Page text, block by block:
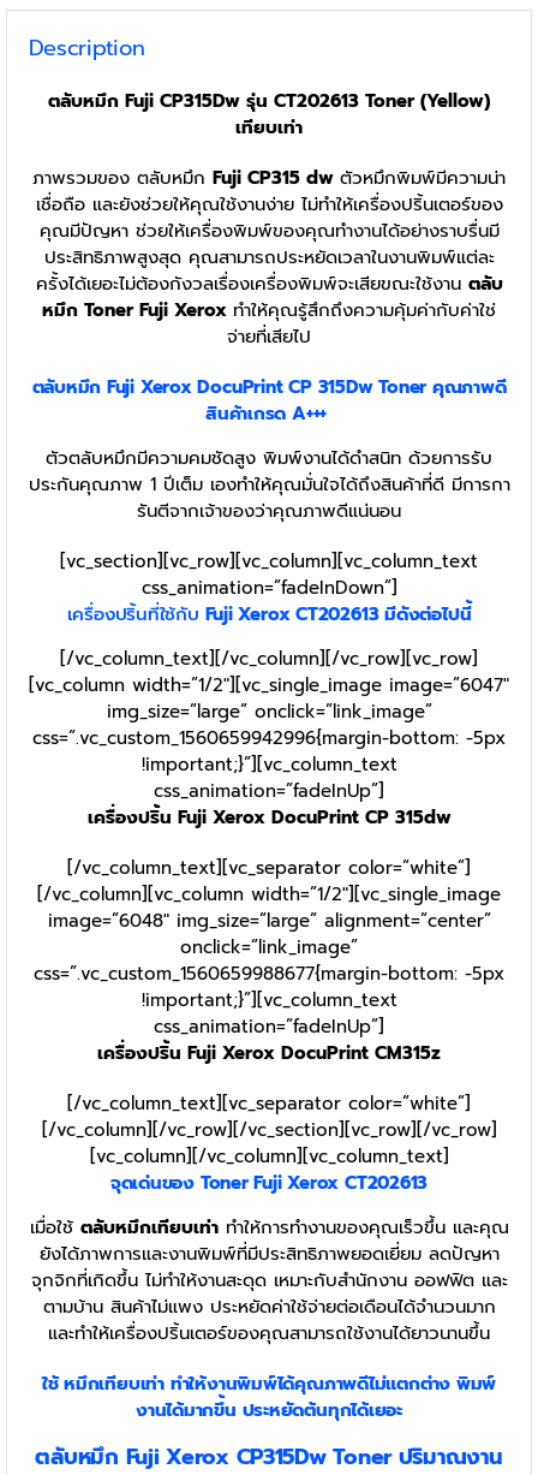
product
page
Description
ตลับหมึก Fuji CP315Dw รุ่น CT202613 Toner (Yellow)
เทียบเท่า
ภาพรวมของ ตลับหมึก Fuji CP315 dw ตัวหมึกพิมพ์มีความน่า
เชื่อถือ และยังช่วยให้คุณใช้งานง่าย ไม่ทำให้เครื่องปริ้นเตอร์ของ
คุณมีปัญหา ช่วยให้เครื่องพิมพ์ของคุณทำงานได้อย่างราบรื่นมี
ประสิทธิภาพสูงสุด คุณสามารถประหยัดเวลาในงานพิมพ์แต่ละ
ครั้งได้เยอะไม่ต้องกังวลเรื่องเครื่องพิมพ์จะเสียขณะใช้งาน ตลับ
หมึก Toner Fuji Xerox ทำให้คุณรู้สึกถึงความคุ้มค่ากับค่าใช่
จ่ายที่เสียไป
ตลับหมึก Fuji Xerox DocuPrint CP 315Dw Tonerคุณภาพดี
สินค้าเกรด A+++
ตัวตลับหมึกมีความคมชัดสูง พิมพ์งานได้ดำสนิท ด้วยการรับ
ประกันคุณภาพ 1 ปีเต็ม เองทำให้คุณมั่นใจได้ถึงสินค้าที่ดี มีการกา
รันตีจากเจ้าของว่าคุณภาพดีแน่นอน
[vc_section][vc_row][vc_column][vc_column_text
css_animation=”fadeInDown”]
เครื่องปริ้นที่ใช้กับ Fuji Xerox CT202613มีดังต่อไปนี้
[/vc_column_text][/vc_column][/vc_row][vc_row]
[vc_column width=”1/2″][vc_single_image image=”6047″
img_size=”large” onclick=”link_image”
css=”.vc_custom_1560659942996{margin-bottom: -5px
!important;}”][vc_column_text
css_animation=”fadeInUp”]
เครื่องปริ้น Fuji Xerox DocuPrint CP 315dw
[/vc_column_text][vc_separator color=”white”]
[/vc_column][vc_column width=”1/2″][vc_single_image
image=”6048″ img_size=”large” alignment=”center”
onclick=”link_image”
css=”.vc_custom_1560659988677{margin-bottom: -5px
!important;}”][vc_column_text
css_animation=”fadeInUp”]
เครื่องปริ้น Fuji Xerox DocuPrint CM315z
[/vc_column_text][vc_separator color=”white”]
[/vc_column][/vc_row][/vc_section][vc_row][/vc_row]
[vc_column][/vc_column][vc_column_text]
จุดเด่นของ TonerFuji Xerox CT202613
เมื่อใช้ ตลับหมึกเทียบเท่าทำให้การทำงานของคุณเร็วขึ้น และคุณ
ยังได้ภาพการและงานพิมพ์ที่มีประสิทธิภาพยอดเยี่ยม ลดปัญหา
จุกจิกที่เกิดขึ้น ไม่ทำให้งานสะดุด เหมาะกับสำนักงาน ออฟฟิต และ
ตามบ้าน สินค้าไม่แพง ประหยัดค่าใช้จ่ายต่อเดือนได้จำนวนมาก
และทำให้เครื่องปริ้นเตอร์ของคุณสามารถใช้งานได้ยาวนานขึ้น
ใช้ หมึกเทียบเท่า ทำให้งานพิมพ์ได้คุณภาพดีไม่แตกต่าง พิมพ์
งานได้มากขึ้น ประหยัดต้นทุกได้เยอะ
ตลับหมึก Fuji Xerox CP315Dw Tonerปริมาณงาน